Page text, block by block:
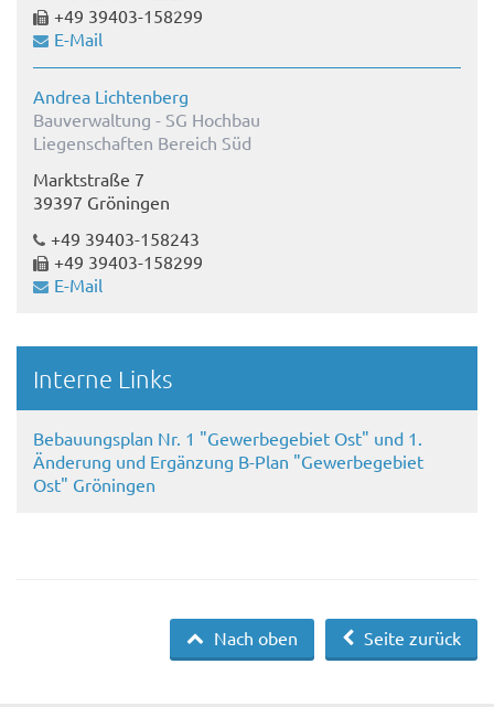
+49 39403-158299
E-Mail
Andrea Lichtenberg
Bauverwaltung - SG Hochbau
Liegenschaften Bereich Süd
Marktstraße 7
39397 Gröningen
+49 39403-158243
+49 39403-158299
E-Mail
Interne Links
Bebauungsplan Nr. 1 "Gewerbegebiet Ost" und 1.
Änderung und Ergänzung B-Plan "Gewerbegebiet
Ost" Gröningen
Seite zurück
Nach oben